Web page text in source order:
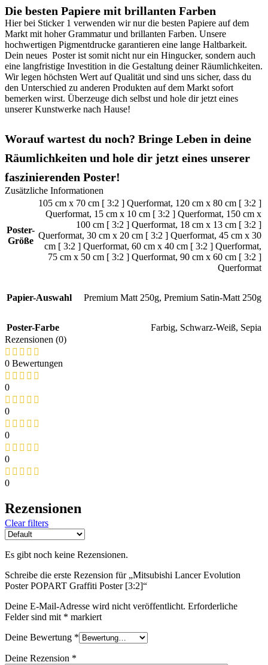
Die besten Papiere mit brillanten Farben
Hier bei Sticker 1 verwenden wir nur die besten Papiere auf dem
Markt mit hoher Grammatur und brillanten Farben. Unsere
hochwertigen Pigmentdrucke garantieren eine lange Haltbarkeit.
Dein neues Poster ist somit nicht nur ein Hingucker, sondern auch
eine langfristige Investition in die Gestaltung deiner Räumlichkeiten.
Wir legen höchsten Wert auf Qualität und sind uns sicher, dass du
den Unterschied zu anderen Produkten auf dem Markt sofort
bemerken wirst. Überzeuge dich selbst und hole dir jetzt eines
unserer Kunstwerke nach Hause!
Worauf wartest du noch? Bringe Leben in deine
Räumlichkeiten und hole dir jetzt eines unserer
faszinierenden Poster!
Zusätzliche Informationen
Poster-
Größe
105 cm x 70 cm [ 3:2 ] Querformat, 120 cm x 80 cm [ 3:2 ]
Querformat, 15 cm x 10 cm [ 3:2 ] Querformat, 150 cm x
100 cm [ 3:2 ] Querformat, 18 cm x 13 cm [ 3:2 ]
Querformat, 30 cm x 20 cm [ 3:2 ] Querformat, 45 cm x 30
cm [ 3:2 ] Querformat, 60 cm x 40 cm [ 3:2 ] Querformat,
75 cm x 50 cm [ 3:2 ] Querformat, 90 cm x 60 cm [ 3:2 ]
Querformat
Papier-Auswahl Premium Matt 250g, Premium Satin-Matt 250g
Poster-Farbe Farbig, Schwarz-Weiß, Sepia
Rezensionen (0)
0 Bewertungen
0
0
0
0
0
Rezensionen
Clear filters
Es gibt noch keine Rezensionen.
Schreibe die erste Rezension für „Mitsubishi Lancer Evolution
Poster POPART Graffiti Poster [3:2]“
Deine E-Mail-Adresse wird nicht veröffentlicht. Erforderliche
Felder sind mit * markiert
Deine Bewertung *
Deine Rezension *